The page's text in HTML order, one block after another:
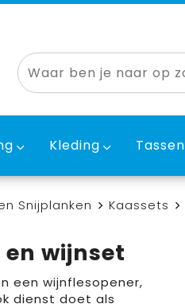
Kleding Tassen
Snijplanken Kaassets
wijnset
een wijnflesopener,
dienst doet als